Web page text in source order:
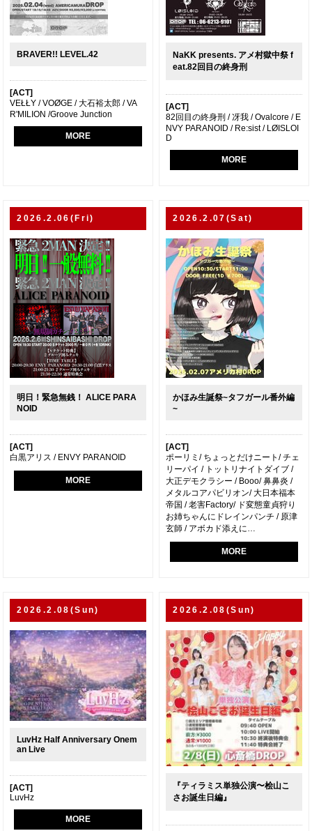
BRAVER!! LEVEL.42
[ACT]
VEŁŁY / VOØGE / 大石裕太郎 / VA
R'MILION /Groove Junction
MORE
NaKK presents. アメ村獄中祭 f
eat.82回目の終身刑
[ACT]
82回目の終身刑 / 冴我 / Ovalcore / E
NVY PARANOID / Re:sist / LØISLOI
D
MORE
2026.2.06(Fri)
明日！緊急無銭！ ALICE PARA
NOID
[ACT]
白黒アリス / ENVY PARANOID
MORE
2026.2.07(Sat)
かほみ生誕祭~タフガール番外編
~
[ACT]
ポーリミ/ ちょっとだけニート/ チェ
リーパイ / トットリナイトダイブ /
大正デモクラシー / Booo/ 鼻鼻炎 /
メタルコアパビリオン/ 大日本福本
帝国 / 老害Factory/ ド変態童貞狩り
お姉ちゃんにドレインパンチ / 原津
玄師 / アボカド添えに…
MORE
2026.2.08(Sun)
LuvHz Half Anniversary Onem
an Live
[ACT]
LuvHz
MORE
2026.2.08(Sun)
『ティラミス単独公演〜桧山こ
さお誕生日編』